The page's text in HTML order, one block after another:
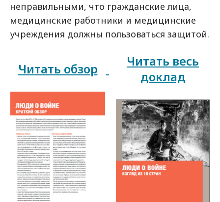
неправильными, что гражданские лица,
медицинские работники и медицинские
учреждения должны пользоваться защитой.
Читать обзор
Читать весь
доклад